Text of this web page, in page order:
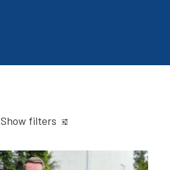
Show filters